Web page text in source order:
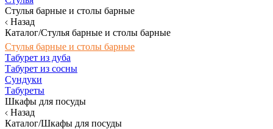
Стулья барные и столы барные
Назад
Каталог/Стулья барные и столы барные
Стулья барные и столы барные
Табурет из дуба
Табурет из сосны
Сундуки
Табуреты
Шкафы для посуды
Назад
Каталог/Шкафы для посуды